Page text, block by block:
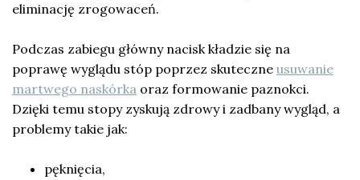
eliminację zrogowaceń.
Podczas zabiegu główny nacisk kładzie się na
poprawę wyglądu stóp poprzez skuteczne usuwanie
martwego naskórka oraz formowanie paznokci.
Dzięki temu stopy zyskują zdrowy i zadbany wygląd, a
problemy takie jak:
pęknięcia,